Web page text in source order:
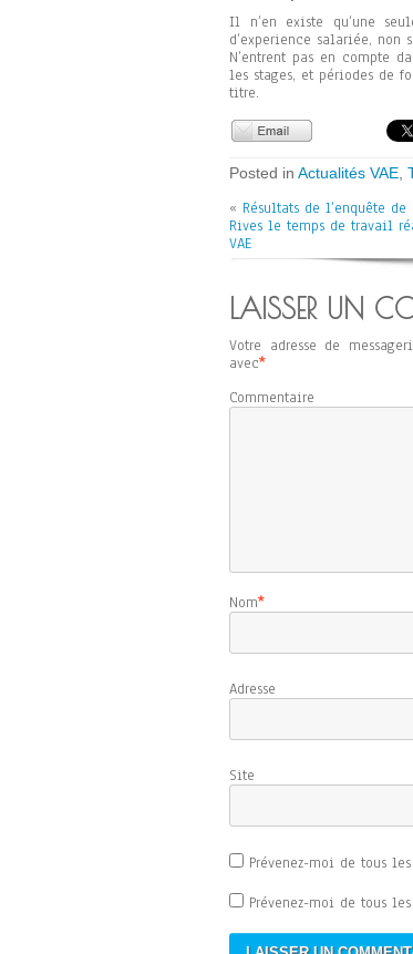
Il n’en existe qu’une
d’experience salariée,
N’entrent pas en compte
les stages, et périodes de
titre.
Posted in Actualités VAE
« Résultats de l’enquête de
Rives le temps de travail
VAE
LAISSER UN
Votre adresse de
avec*
Commentaire
Nom*
Prévenez-moi de tous
Prévenez-moi de tous